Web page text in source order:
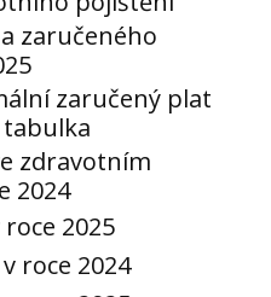
zaručeného
zaručený plat
zdravotním
2024
roce 2025
v roce 2024